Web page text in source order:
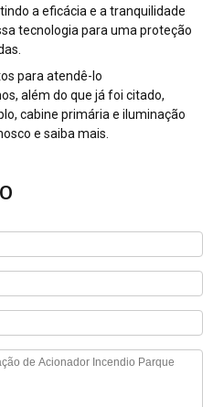
a eficácia e a tranquilidade
tecnologia para uma proteção
para atendê-lo
além do que já foi citado,
cabine primária e iluminação
e saiba mais.